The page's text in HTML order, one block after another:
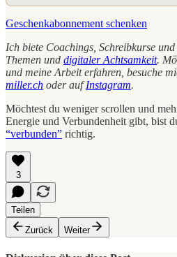
Geschenkabonnement schenken
Ich biete Coachings, Schreibkurse
Themen und digitaler Achtsamkeit.
und meine Arbeit erfahren, besuche
miller.ch oder aufInstagram.
Möchtest du weniger scrollen und
Energie und Verbundenheit gibt, bist
“verbunden” richtig.
3
Teilen
Zurück
Weiter